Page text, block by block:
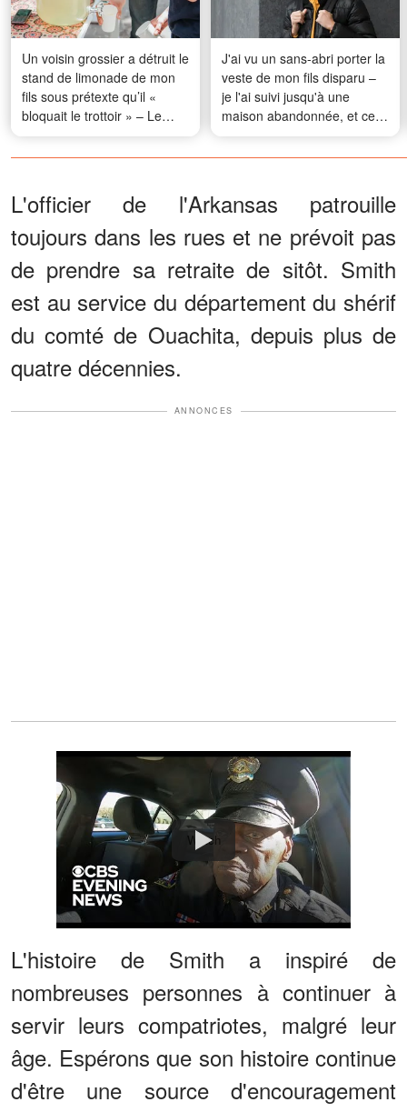
Un voisin grossier a détruit le
stand de limonade de mon
fils sous prétexte qu’il «
bloquait le trottoir » – Le
lendemain matin, il s’est
présenté à notre porte en
J'ai vu un sans-abri porter la
veste de mon fils disparu –
je l'ai suivi jusqu'à une
maison abandonnée, et ce
que j'ai trouvé à l'intérieur
m'a presque fait m'évanouir
L'officier de l'Arkansas patrouille
toujours dans les rues et ne prévoit pas
de prendre sa retraite de sitôt. Smith
est au service du département du shérif
du comté de Ouachita, depuis plus de
quatre décennies.
ANNONCES
Watch
L'histoire de Smith a inspiré de
nombreuses personnes à continuer à
servir leurs compatriotes, malgré leur
âge. Espérons que son histoire continue
d'être une source d'encouragement